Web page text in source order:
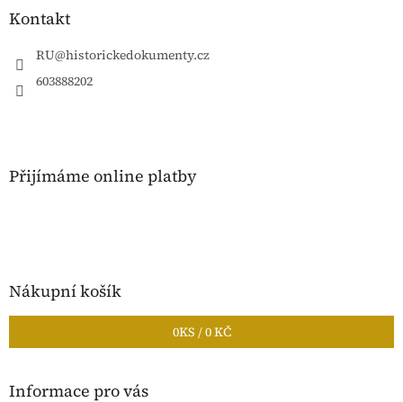
Kontakt
RU@historickedokumenty.cz
603888202
Přijímáme online platby
Nákupní košík
0KS /0 KČ
Informace pro vás